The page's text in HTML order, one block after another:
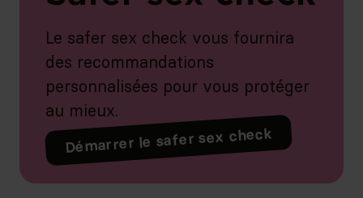
Le safer sex check vous fournira
des recommandations
personnalisées pour vous protéger
au mieux.
Démarrer le safer sex check